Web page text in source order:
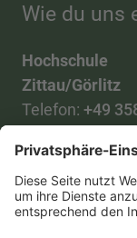
Wie du uns
Hochschule
Zittau/Görlitz
Telefon: +49
Mail: